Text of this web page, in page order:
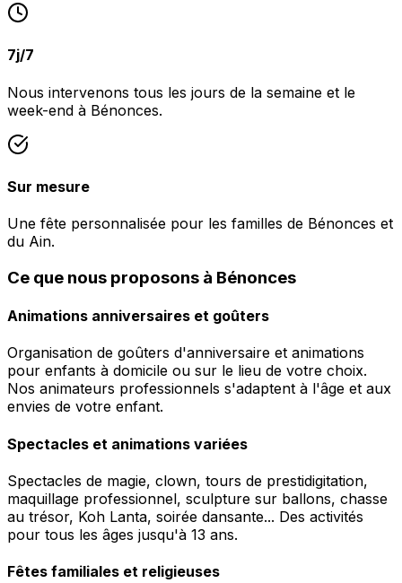
7j/7
Nous intervenons tous les jours de la semaine et le
week-end à Bénonces.
Sur mesure
Une fête personnalisée pour les familles de Bénonces et
du Ain.
Ce que nous proposons à Bénonces
Animations anniversaires et goûters
Organisation de goûters d'anniversaire et animations
pour enfants à domicile ou sur le lieu de votre choix.
Nos animateurs professionnels s'adaptent à l'âge et aux
envies de votre enfant.
Spectacles et animations variées
Spectacles de magie, clown, tours de prestidigitation,
maquillage professionnel, sculpture sur ballons, chasse
au trésor, Koh Lanta, soirée dansante... Des activités
pour tous les âges jusqu'à 13 ans.
Fêtes familiales et religieuses